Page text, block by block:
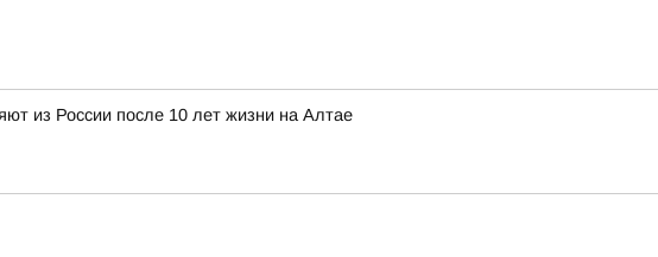
из России после 10 лет жизни на Алтае